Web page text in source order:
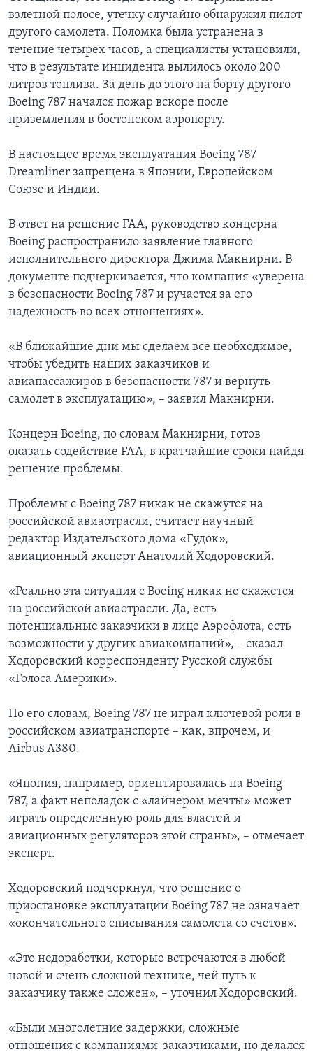
взлетной полосе, утечку случайно обнаружил пилот
другого самолета. Поломка была устранена в
течение четырех часов, а специалисты установили,
что в результате инцидента вылилось около 200
литров топлива. За день до этого на борту другого
Boeing 787 начался пожар вскоре после
приземления в бостонском аэропорту.
В настоящее время эксплуатация Boeing 787
Dreamliner запрещена в Японии, Европейском
Союзе и Индии.
В ответ на решение FAA, руководство концерна
Boeing распространило заявление главного
исполнительного директора Джима Макнирни. В
документе подчеркивается, что компания «уверена
в безопасности Boeing 787 и ручается за его
надежность во всех отношениях».
«В ближайшие дни мы сделаем все необходимое,
чтобы убедить наших заказчиков и
авиапассажиров в безопасности 787 и вернуть
самолет в эксплуатацию», – заявил Макнирни.
Концерн Boeing, по словам Макнирни, готов
оказать содействие FAA, в кратчайшие сроки найдя
решение проблемы.
Проблемы с Boeing 787 никак не скажутся на
российской авиаотрасли, считает научный
редактор Издательского дома «Гудок»,
авиационный эксперт Анатолий Ходоровский.
«Реально эта ситуация с Boeing никак не скажется
на российской авиаотрасли. Да, есть
потенциальные заказчики в лице Аэрофлота, есть
возможности у других авиакомпаний», – сказал
Ходоровский корреспонденту Русской службы
«Голоса Америки».
По его словам, Boeing 787 не играл ключевой роли в
российском авиатранспорте – как, впрочем, и
Airbus А380.
«Япония, например, ориентировалась на Boeing
787, а факт неполадок с «лайнером мечты» может
играть определенную роль для властей и
авиационных регуляторов этой страны», – отмечает
эксперт.
Ходоровский подчеркнул, что решение о
приостановке эксплуатации Boeing 787 не означает
«окончательного списывания самолета со счетов».
«Это недоработки, которые встречаются в любой
новой и очень сложной технике, чей путь к
заказчику также сложен», – уточнил Ходоровский.
«Были многолетние задержки, сложные
отношения с компаниями-заказчиками, но делался